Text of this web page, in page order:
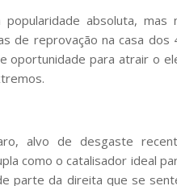
absoluta, mas
de reprovação na casa dos
oportunidade para atrair o
alvo de desgaste
como o catalisador ideal
parte da direita que se